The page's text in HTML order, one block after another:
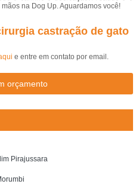
na Dog Up. Aguardamos você!
castração de gato
e entre em contato por email.
orçamento
Pirajussara